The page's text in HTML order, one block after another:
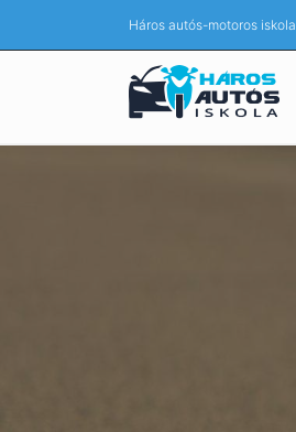
Háros autós-motoros iskola